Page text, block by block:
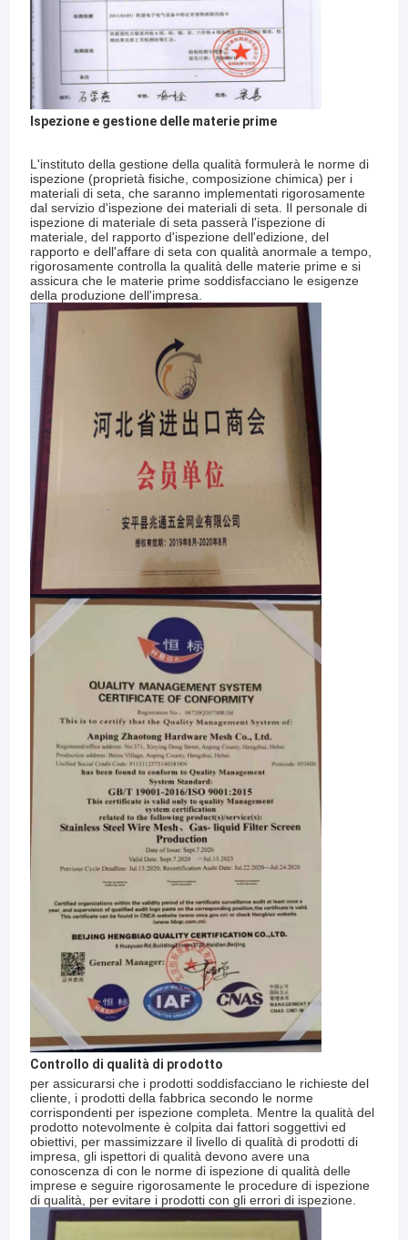
Casa
Prodotti
Mostra VR
Ispezione e gestione delle materie prime
L'instituto della gestione della qualità formulerà le norme di
ispezione (proprietà fisiche, composizione chimica) per i
materiali di seta, che saranno implementati rigorosamente
dal servizio d'ispezione dei materiali di seta. Il personale di
ispezione di materiale di seta passerà l'ispezione di
materiale, del rapporto d'ispezione dell'edizione, del
rapporto e dell'affare di seta con qualità anormale a tempo,
rigorosamente controlla la qualità delle materie prime e si
assicura che le materie prime soddisfacciano le esigenze
della produzione dell'impresa.
Controllo di qualità di prodotto
per assicurarsi che i prodotti soddisfacciano le richieste del
cliente, i prodotti della fabbrica secondo le norme
corrispondenti per ispezione completa. Mentre la qualità del
prodotto notevolmente è colpita dai fattori soggettivi ed
obiettivi, per massimizzare il livello di qualità di prodotti di
impresa, gli ispettori di qualità devono avere una
conoscenza di con le norme di ispezione di qualità delle
imprese e seguire rigorosamente le procedure di ispezione
di qualità, per evitare i prodotti con gli errori di ispezione.
«Il reticolato il Co., srl del metallo di Anping
Zhaotong è una fabbrica professionale di cavo
chefa, impegnata in questa linea per oltre 20 anni
ed ha accumulato l'esperienza ricca di ricerca, di